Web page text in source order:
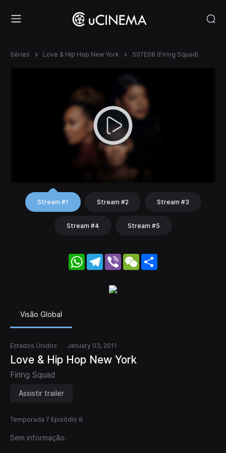
Séries Love & Hip Hop New York S07E08 (Firing Squad)
Stream #1 Stream #2 Stream #3
Stream #4 Stream #5
WhatsApp
Telegram
Viber WeChat
Visão Global
Estados Unidos January 03, 2011
Love & Hip Hop New York
Firing Squad
Assistir trailer
Temporada 7 Episódio 8
Sem informação.